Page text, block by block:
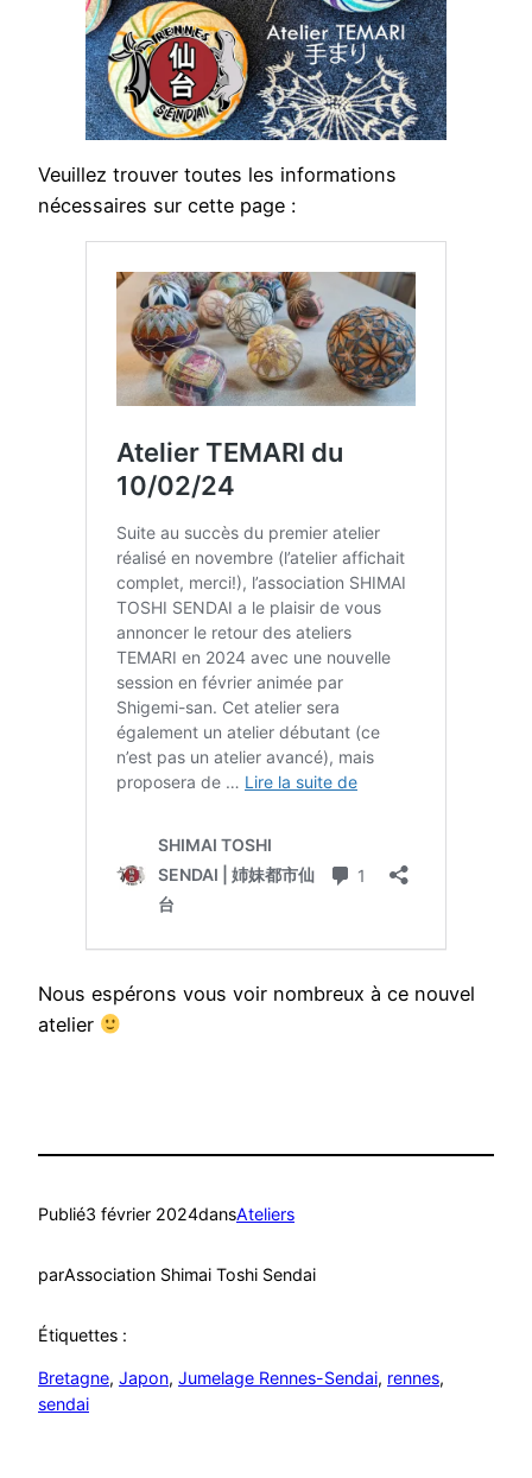
Veuillez trouver toutes les informations
nécessaires sur cette page :
Nous espérons vous voir nombreux à ce nouvel
atelier
Publié3 février 2024dansAteliers
parAssociation Shimai Toshi Sendai
Étiquettes :
Bretagne, Japon, Jumelage Rennes-Sendai, rennes
sendai